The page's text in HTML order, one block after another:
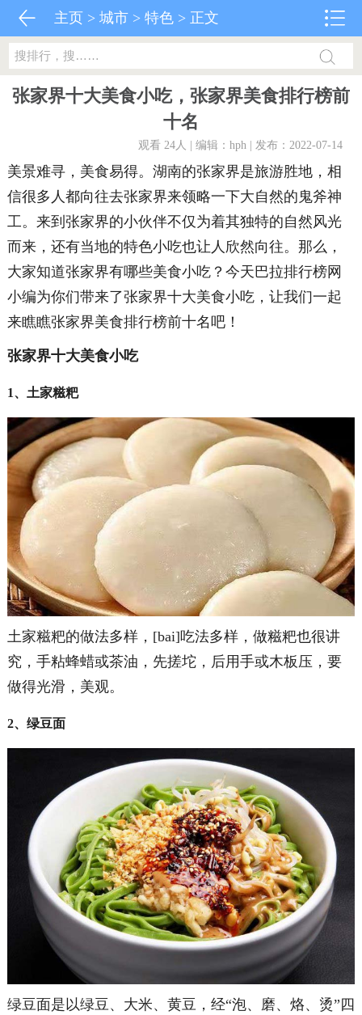
主页 >城市 >特色 > 正文
张家界十大美食小吃，张家界美食排行榜前
十名
观看 24人 | 编辑：hph | 发布：2022-07-14
美景难寻，美食易得。湖南的张家界是旅游胜地，相
信很多人都向往去张家界来领略一下大自然的鬼斧神
工。来到张家界的小伙伴不仅为着其独特的自然风光
而来，还有当地的特色小吃也让人欣然向往。那么，
大家知道张家界有哪些美食小吃？今天巴拉排行榜网
小编为你们带来了张家界十大美食小吃，让我们一起
来瞧瞧张家界美食排行榜前十名吧！
张家界十大美食小吃
1、土家糍粑
土家糍粑的做法多样，[bai]吃法多样，做糍粑也很讲
究，手粘蜂蜡或茶油，先搓坨，后用手或木板压，要
做得光滑，美观。
2、绿豆面
绿豆面是以绿豆、大米、黄豆，经“泡、磨、烙、烫”四